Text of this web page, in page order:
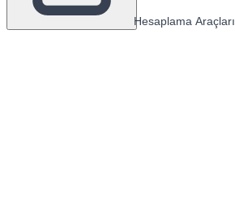
Hesaplama Araçları